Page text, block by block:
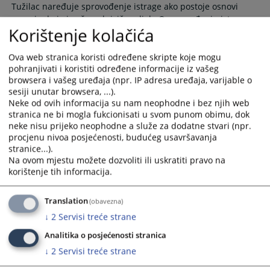
Tužilac naređuje sprovođenje istrage ako postoje osnovi
sumnje da je izvršeno krivično djelo.O sprovođenju istrage
donosi se naredba, koja sadrži:podatke o učiniocu krivičnog
djela ukoliko su poznati,opis djela iz kojeg proizilaze
zakonska obilježja krivičnog djela, zakonski naziv krivičnog
djela, okolnosti koje potvrđuju osnove sumnje za
sprovođenje istrage i postojeće dokaze.
Kada se donosi naredba o obustavi
istrage?
Tužilac će naredbom obustaviti istragu ukoliko se ustanovi
da djelo koje je učinio osumnjičeni, nije krivično djelo, da
postoje okolnosti koje isključuju krivičnu odgovornost
osumnjičenog, da nema dovoljno dokaza da je osumnjičeni
učinio krivično djelo i da je djelo obuhvaćeno amnestijom,
pomilovanjem ili zastarom ili postoje druge smetnje koje
isključuju krivično gonjenje.
Korištenje kolačića
Ova web stranica koristi određene skripte koje mogu
pohranjivati i koristiti određene informacije iz vašeg
browsera i vašeg uređaja (npr. IP adresa uređaja, varijable o
sesiji unutar browsera, ...).
Neke od ovih informacija su nam neophodne i bez njih web
stranica ne bi mogla fukcionisati u svom punom obimu, dok
neke nisu prijeko neophodne a služe za dodatne stvari (npr.
procjenu nivoa posjećenosti, budućeg usavršavanja
stranice...).
Na ovom mjestu možete dozvoliti ili uskratiti pravo na
korištenje tih informacija.
Translation(obavezna)
↓ 2 Servisi treće strane
Analitika o posjećenosti stranica
↓ 2 Servisi treće strane